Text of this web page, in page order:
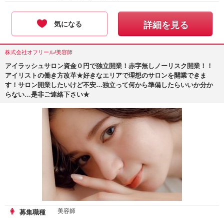
気になる 詳細を見る
株式会社オフリール/美容師
アイラッシュサロン資金０円で独立開業！赤字無しノーリスク開業！！
アイリストの働き方改革★好きなエリアで理想のサロンを開業できま
す！サロン開業したいけど不安…独立って何から準備したらいいか分か
らない…是非ご連絡下さい★
募集職種 美容師